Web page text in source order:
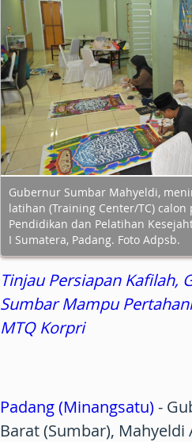
Gubernur Sumbar Mahyeldi,
latihan (Training Center/TC)
Pendidikan dan Pelatihan
I Sumatera, Padang. Foto Adpsb.
Tinjau Persiapan Kafilah,
Sumbar Mampu
MTQ Korpri
Padang (Minangsatu)-
Barat (Sumbar), Mahyeldi